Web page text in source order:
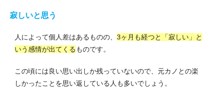
寂しいと思う
人によって個人差はあるものの、 3ヶ月も経つと「寂しい」と
いう感情が出てくる ものです。
この頃には良い思い出しか残っていないので、元カノとの楽
しかったことを思い返している人も多いでしょう。